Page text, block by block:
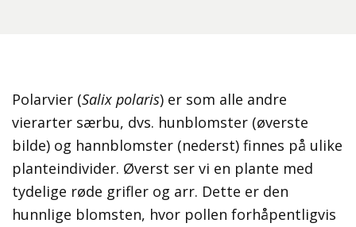
Polarvier (Salix polaris) er som alle andre
vierarter særbu, dvs. hunblomster (øverste
bilde) og hannblomster (nederst) finnes på ulike
planteindivider. Øverst ser vi en plante med
tydelige røde grifler og arr. Dette er den
hunnlige blomsten, hvor pollen forhåpentligvis